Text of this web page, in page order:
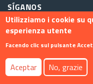
SÍGANOS
Footer menu
Contacto Info
Utilizziamo i cookie su
esperienza utente
Facendo clic sul pulsante
Aceptar No, grazie